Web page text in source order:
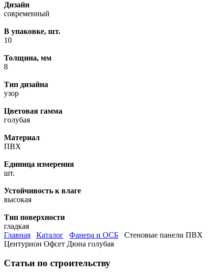
Дизайн
современный
В упаковке, шт.
10
Толщина, мм
8
Тип дизайна
узор
Цветовая гамма
голубая
Материал
ПВХ
Единица измерения
шт.
Устойчивость к влаге
высокая
Тип поверхности
гладкая
Главная
Каталог Фанера и ОСБ
Стеновые панели ПВХ
Центурион Офсет Дюна голубая
Статьи по строительству